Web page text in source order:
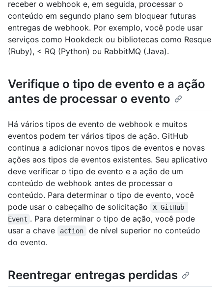
receber o webhook e, em seguida, processar o
conteúdo em segundo plano sem bloquear futuras
entregas de webhook. Por exemplo, você pode usar
serviços como Hookdeck ou bibliotecas como Resque
(Ruby), < RQ (Python) ou RabbitMQ (Java).
Verifique o tipo de evento e a ação
antes de processar o evento
Há vários tipos de evento de webhook e muitos
eventos podem ter vários tipos de ação. GitHub
continua a adicionar novos tipos de eventos e novas
ações aos tipos de eventos existentes. Seu aplicativo
deve verificar o tipo de evento e a ação de um
conteúdo de webhook antes de processar o
conteúdo. Para determinar o tipo de evento, você
pode usar o cabeçalho de solicitação
X-GitHub-
Event . Para determinar o tipo de ação, você pode
usar a chave
action
de nível superior no conteúdo
do evento.
Reentregar entregas perdidas